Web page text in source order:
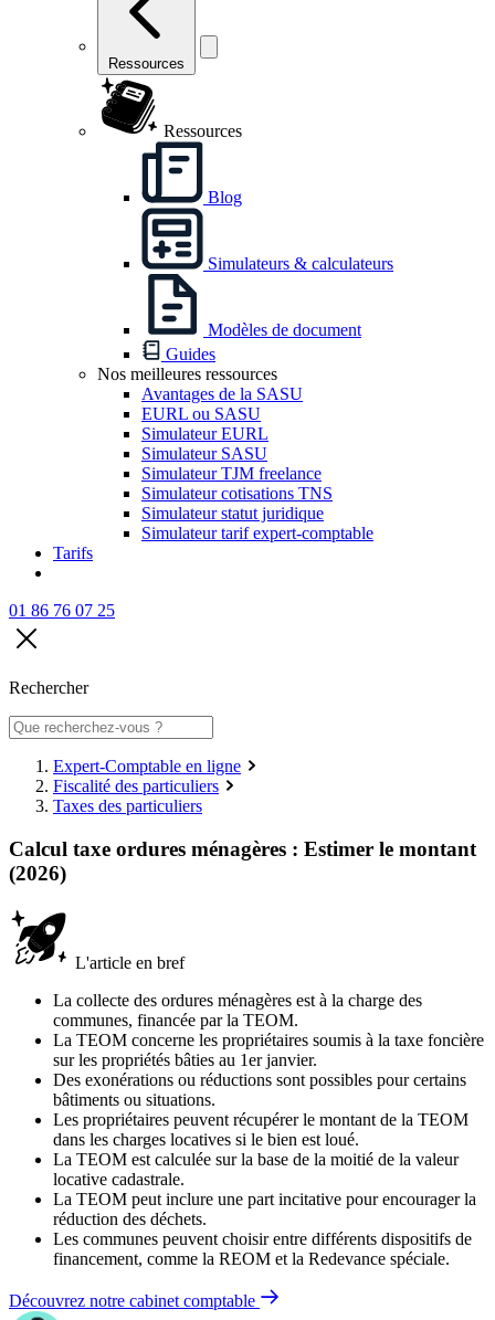
Ressources
Ressources
Blog
Simulateurs & calculateurs
Modèles de document
Guides
Nos meilleures ressources
Avantages de la SASU
EURL ou SASU
Simulateur EURL
Simulateur SASU
Simulateur TJM freelance
Simulateur cotisations TNS
Simulateur statut juridique
Simulateur tarif expert-comptable
Tarifs
01 86 76 07 25
Rechercher
Expert-Comptable en ligne
Fiscalité des particuliers
Taxes des particuliers
Calcul taxe ordures ménagères : Estimer le montant
(2026)
L'article en bref
La collecte des ordures ménagères est à la charge des
communes, financée par la TEOM.
La TEOM concerne les propriétaires soumis à la taxe foncière
sur les propriétés bâties au 1er janvier.
Des exonérations ou réductions sont possibles pour certains
bâtiments ou situations.
Les propriétaires peuvent récupérer le montant de la TEOM
dans les charges locatives si le bien est loué.
La TEOM est calculée sur la base de la moitié de la valeur
locative cadastrale.
La TEOM peut inclure une part incitative pour encourager la
réduction des déchets.
Les communes peuvent choisir entre différents dispositifs de
financement, comme la REOM et la Redevance spéciale.
Découvrez notre cabinet comptable